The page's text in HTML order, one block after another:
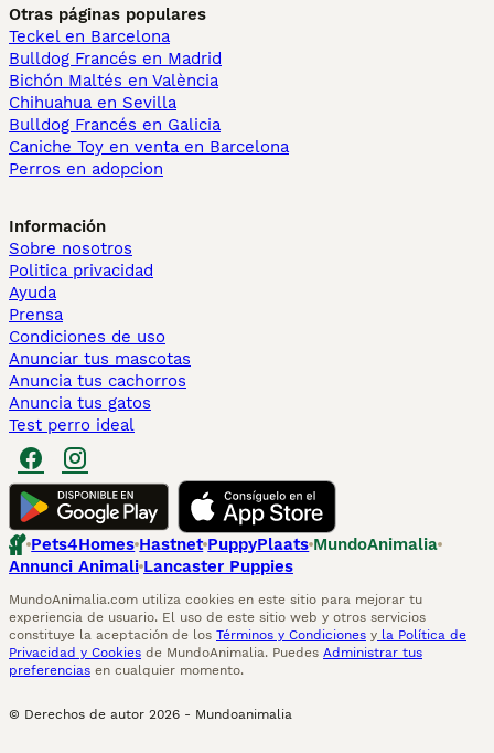
Otras páginas populares
Teckel en Barcelona
Bulldog Francés en Madrid
Bichón Maltés en València
Chihuahua en Sevilla
Bulldog Francés en Galicia
Caniche Toy en venta en Barcelona
Perros en adopcion
Información
Sobre nosotros
Politica privacidad
Ayuda
Prensa
Condiciones de uso
Anunciar tus mascotas
Anuncia tus cachorros
Anuncia tus gatos
Test perro ideal
Pets4Homes Hastnet PuppyPlaats MundoAnimalia
Annunci Animali Lancaster Puppies
MundoAnimalia.com utiliza cookies en este sitio para mejorar tu
experiencia de usuario. El uso de este sitio web y otros servicios
constituye la aceptación de los Términos y Condiciones y la Política de
Privacidad y Cookies de MundoAnimalia. Puedes Administrar tus
preferencias en cualquier momento.
© Derechos de autor 2026 - Mundoanimalia